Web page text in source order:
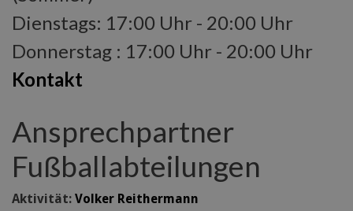
Dienstags: 17:00 Uhr - 20:00 Uhr
Donnerstag : 17:00 Uhr - 20:00 Uhr
Kontakt
Ansprechpartner
Fußballabteilungen
Aktivität: Volker Reithermann